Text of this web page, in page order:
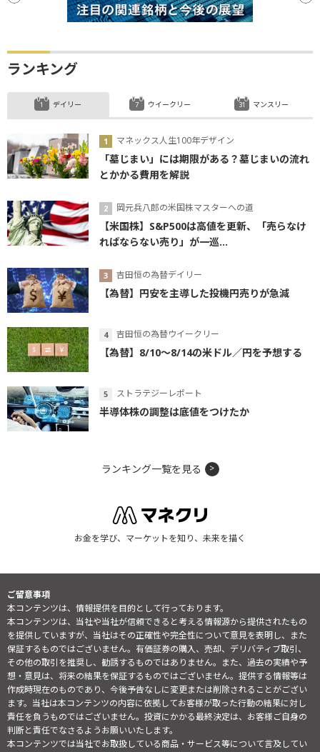
ランキング
デイリー
マネックス人生100年デザイン
「墓じまい」には期限がある？墓じまいの流れ
とかかる費用を解説
岡元兵八郎の米国株マスターへの道
【米国株】S&P500は高値を更新、「売らなけ
ればならない売り」が一巡...
吉田恒の為替デイリー
【為替】円安を主導した投機円売りが急減
吉田恒の為替ウイークリー
【為替】8/10～8/14の米ドル／円を予想する
ストラテジーレポート
半導体株の調整は底値をつけたか
ウイークリー マンスリー
ランキング一覧を見る
お金を学び、マーケットを知り、未来を描く
ご留意事項
本コンテンツは、情報提供を目的として行っております。
本コンテンツは、当社や当社が信頼できると考える情報源から提供されたもの
を提供していますが、当社はその正確性や完全性について意見を表明し、また
保証するものではございません。有価証券の購入、売却、デリバティブ取引、
その他の取引を推奨し、勧誘するものではありません。また、過去の実績や予
想・意見は、将来の結果を保証するものではございません。提供する情報等は
作成時現在のものであり、今後予告なしに変更または削除されることがござい
ます。当社は本コンテンツの内容に依拠してお客様が取った行動の結果に対し
責任を負うものではございません。投資にかかる最終決定は、お客様ご自身の
判断と責任でなさるようお願いいたします。
本コンテンツでは当社でお取扱している商品・サービス等について言及してい